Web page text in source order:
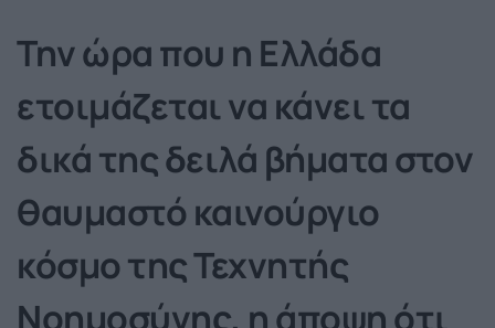
Την ώρα που η Ελλάδα
ετοιμάζεται να κάνει τα
δικά της δειλά βήματα στον
θαυμαστό καινούργιο
κόσμο της Τεχνητής
Νοημοσύνης, η άποψη ότι